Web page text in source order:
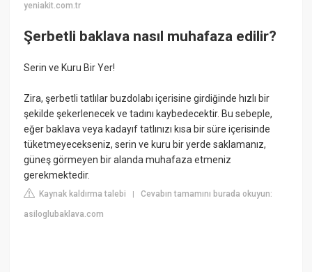
yeniakit.com.tr
Şerbetli baklava nasıl muhafaza edilir?
Serin ve Kuru Bir Yer!
Zira, şerbetli tatlılar buzdolabı içerisine girdiğinde hızlı bir
şekilde şekerlenecek ve tadını kaybedecektir. Bu sebeple,
eğer baklava veya kadayıf tatlınızı kısa bir süre içerisinde
tüketmeyecekseniz, serin ve kuru bir yerde saklamanız,
güneş görmeyen bir alanda muhafaza etmeniz
gerekmektedir.
Kaynak kaldırma talebi |Cevabın tamamını burada okuyun:
asiloglubaklava.com